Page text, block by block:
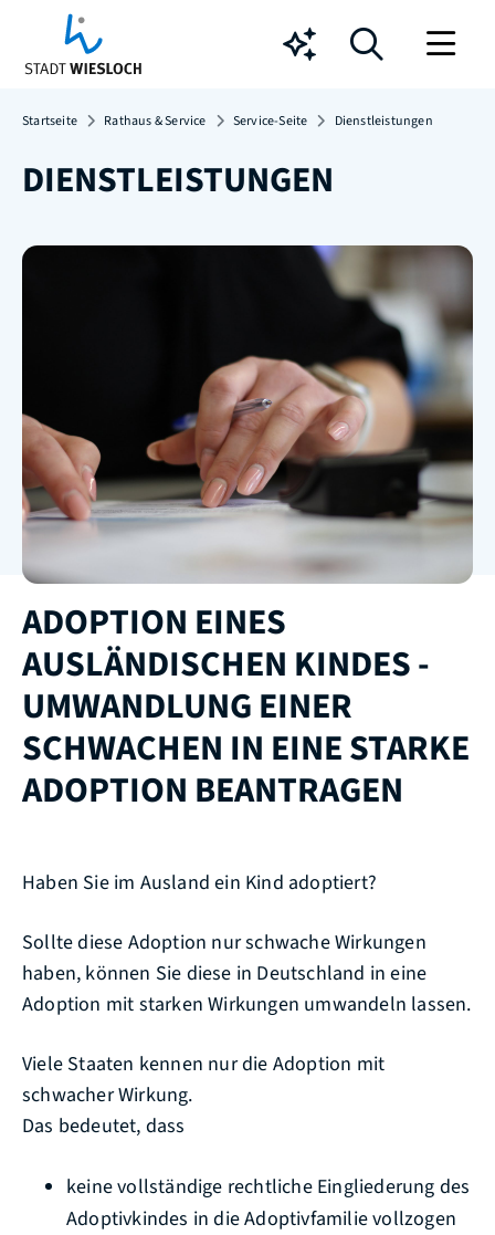
Chatbot
Startseite Rathaus & Service Service-Seite Dienstleistungen
DIENSTLEISTUNGEN
ADOPTION EINES
AUSLÄNDISCHEN KINDES -
UMWANDLUNG EINER
SCHWACHEN IN EINE STARKE
ADOPTION BEANTRAGEN
Haben Sie im Ausland ein Kind adoptiert?
Sollte diese Adoption nur schwache Wirkungen
haben, können Sie diese in Deutschland in eine
Adoption mit starken Wirkungen umwandeln lassen.
Viele Staaten kennen nur die Adoption mit
schwacher Wirkung.
Das bedeutet, dass
keine vollständige rechtliche Eingliederung des
Adoptivkindes in die Adoptivfamilie vollzogen